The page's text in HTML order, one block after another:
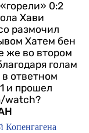
0:2
Хави
размочил
Хатем бен
же во втором
голам
ответном
и прошел
watch?